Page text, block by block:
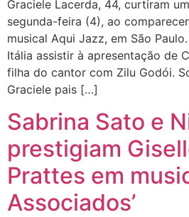
Graciele Lacerda, 44, curtiram
segunda-feira (4), ao
musical Aqui Jazz, em São
Itália assistir à apresentação de
filha do cantor com Zilu Godói.
Graciele pais […]
Sabrina Sato e
prestigiam
Prattes em
Associados’